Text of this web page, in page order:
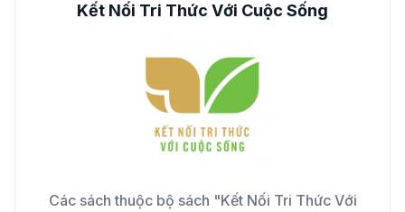
Kết Nối Tri Thức Với Cuộc Sống
Các sách thuộc bộ sách "Kết Nối Tri Thức Với